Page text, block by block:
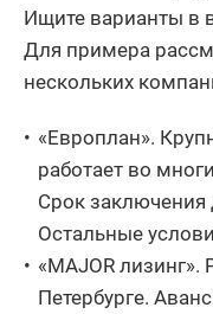
Ищите варианты в
Для примера
нескольких
«Европлан».
работает во
Срок заключения
Остальные
«MAJOR
Петербурге.